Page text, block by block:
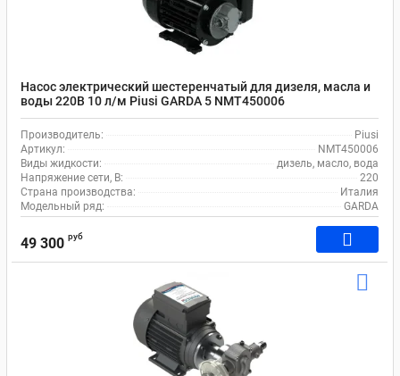
Насос электрический шестеренчатый для дизеля, масла и
воды 220В 10 л/м Piusi GARDA 5 NMT450006
Производитель:
Piusi
Артикул:
NMT450006
Виды жидкости:
дизель, масло, вода
Напряжение сети, В:
220
Страна производства:
Италия
Модельный ряд:
GARDA
49 300 руб